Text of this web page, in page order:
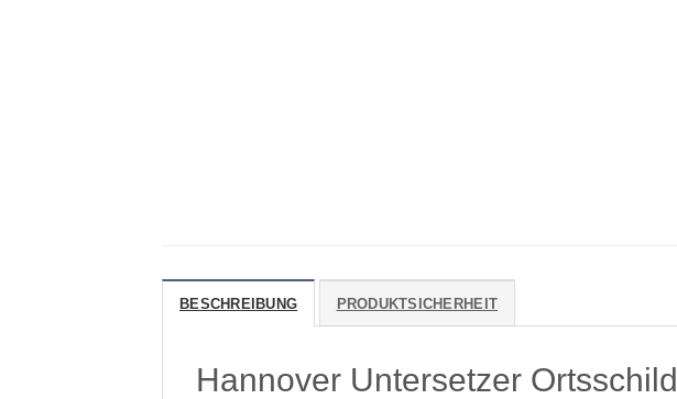
BESCHREIBUNG PRODUKTSICHERHEIT
Hannover Untersetzer Ortsschild